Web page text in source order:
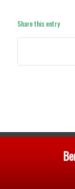
Share this entry